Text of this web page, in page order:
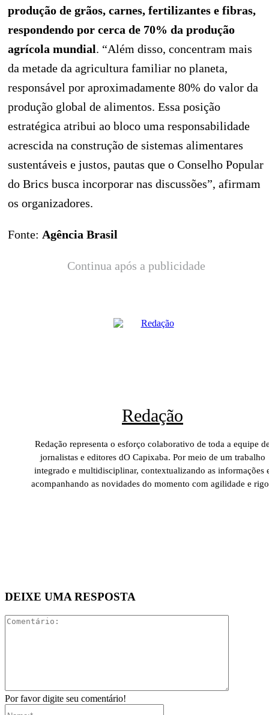
produção de grãos, carnes, fertilizantes e fibras,
respondendo por cerca de 70% da produção
agrícola mundial. “Além disso, concentram mais
da metade da agricultura familiar no planeta,
responsável por aproximadamente 80% do valor da
produção global de alimentos. Essa posição
estratégica atribui ao bloco uma responsabilidade
acrescida na construção de sistemas alimentares
sustentáveis e justos, pautas que o Conselho Popular
do Brics busca incorporar nas discussões”, afirmam
os organizadores.
Fonte: Agência Brasil
Continua após a publicidade
Redação
Redação representa o esforço colaborativo de toda a equipe
jornalistas e editores dO Capixaba. Por meio de um trabalho
integrado e multidisciplinar, contextualizando as informações
acompanhando as novidades do momento com agilidade e
DEIXE UMA RESPOSTA
Por favor digite seu comentário!